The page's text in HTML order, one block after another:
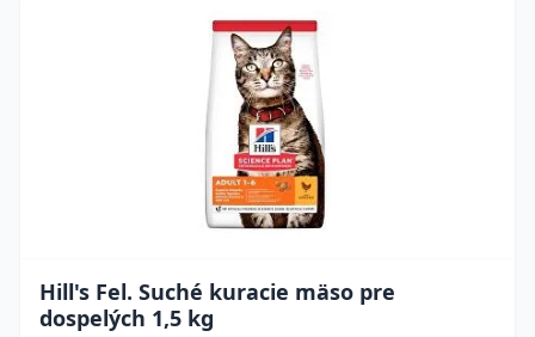
Hill's Fel. Suché kuracie mäso pre
dospelých 1,5 kg